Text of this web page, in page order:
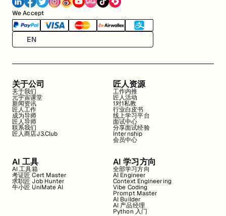
We Accept
EN
关于公司
关于我们
元宇宙课堂
新闻资讯
匠人工作
成为导师
匠人导师
联系我们
匠人商店J3.Club
匠人资源
工作内推
匠人活动
1对1私教
行业白皮书
线上学习平台
面试中心
分享面试经验
Internship
会员中心
AI 工具
AI 工具箱
考证匠 Cert Master
求职匠 Job Hunter
牛小匠 UniMate AI
AI 学习方向
全部学习方向
AI Engineer
Context Engineering
Vibe Coding
Prompt Master
AI Builder
AI 产品经理
Python 入门